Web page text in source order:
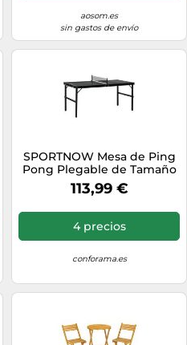
aosom.es
sin gastos de envío
SPORTNOW Mesa de Ping
Pong Plegable de Tamaño
Mediano con Marco de
Aluminio y Red para
152x76x72 cm Negro Aosom
España
113,99 €
4 precios
conforama.es